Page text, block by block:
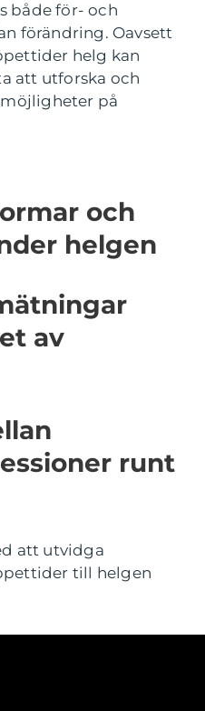
både för- och
förändring. Oavsett
helg kan
att utforska och
på
och
helgen
av
runt
att utvidga
till helgen